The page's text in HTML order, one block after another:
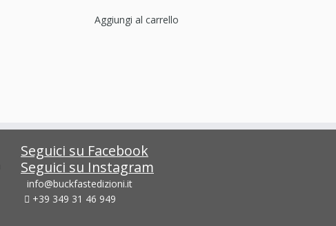
Aggiungi al carrello
Seguici su Facebook
Seguici su Instagram
info@buckfastedizioni.it
+39 349 31 46 949